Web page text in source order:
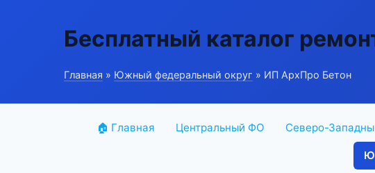
Бесплатный каталог
Главная » Южный федеральный округ » ИП АрхПро Бетон
🏠 Главная Центральный ФО Северо-